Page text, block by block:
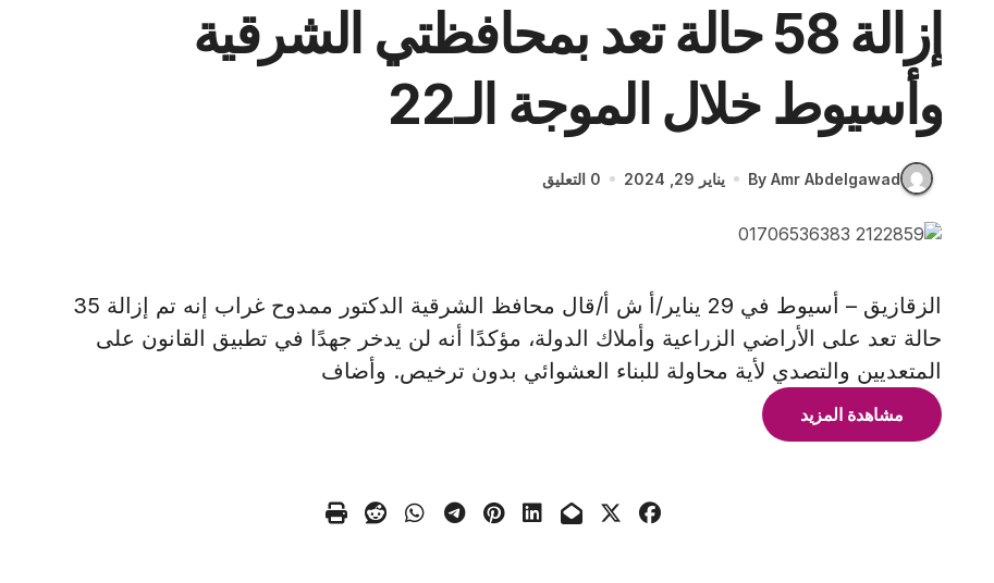
إزالة 58 حالة تعد بمحافظتي الشرقية
وأسيوط خلال الموجة الـ22
By Amr Abdelgawad يناير 29, 2024 0 التعليق
الزقازيق – أسيوط في 29 يناير/أ ش أ/قال محافظ الشرقية الدكتور ممدوح غراب إنه تم إزالة 35
حالة تعد على الأراضي الزراعية وأملاك الدولة، مؤكدًا أنه لن يدخر جهدًا في تطبيق القانون على
المتعديين والتصدي لأية محاولة للبناء العشوائي بدون ترخيص. وأضاف
مشاهدة المزيد